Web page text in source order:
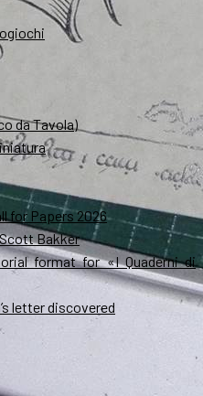
da Tavola)
for Papers 2026
Bakker
format for «I Quaderni di
letter discovered